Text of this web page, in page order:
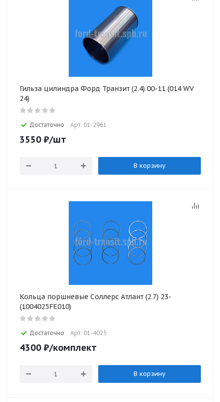
Гильза цилиндра Форд Транзит (2.4) 00-11 (014 WV
24)
Достаточно Арт: 01-2961
3550 ₽/шт
В корзину
Кольца поршневые Соллерс Атлант (2.7) 23-
(1004025FE010)
Достаточно Арт: 01-4025
4300 ₽/комплект
В корзину